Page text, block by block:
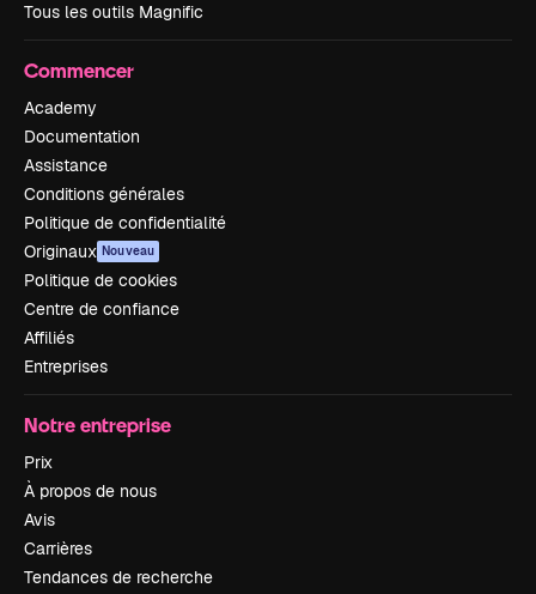
Tous les outils Magnific
Commencer
Academy
Documentation
Assistance
Conditions générales
Politique de confidentialité
Originaux Nouveau
Politique de cookies
Centre de confiance
Affiliés
Entreprises
Notre entreprise
Prix
À propos de nous
Avis
Carrières
Tendances de recherche